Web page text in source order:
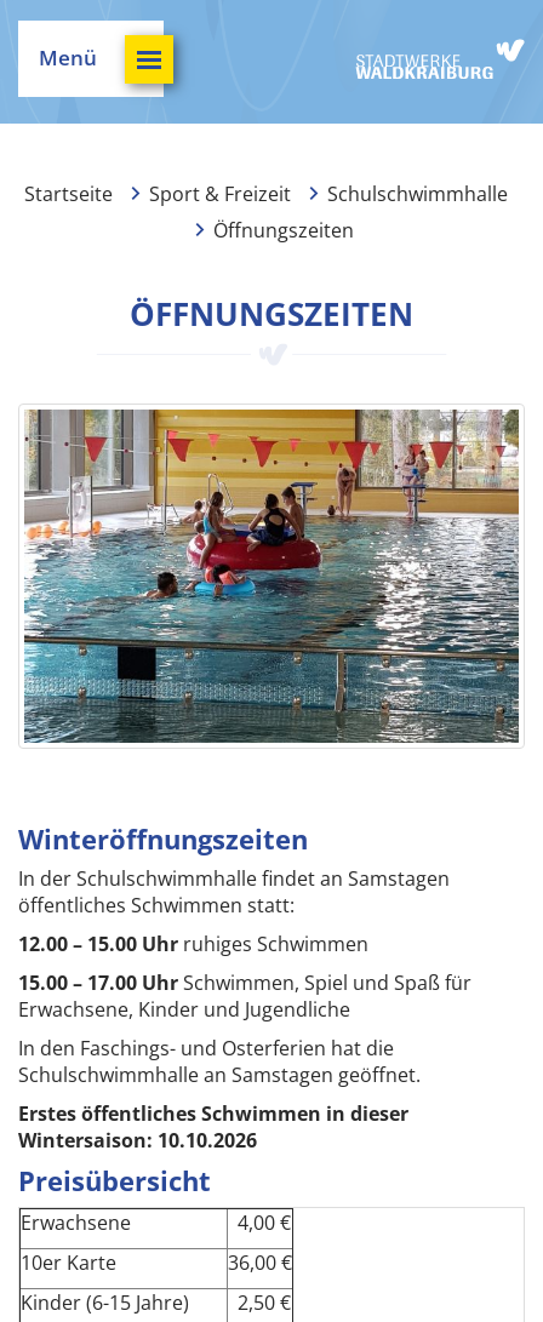
Menü
Startseite Sport & Freizeit
Schulschwimmhalle
Öffnungszeiten
ÖFFNUNGSZEITEN
Winteröffnungszeiten
In der Schulschwimmhalle findet an Samstagen
öffentliches Schwimmen statt:
12.00 – 15.00 Uhr ruhiges Schwimmen
15.00 – 17.00 UhrSchwimmen, Spiel und Spaß für
Erwachsene, Kinder und Jugendliche
In den Faschings- und Osterferien hat die
Schulschwimmhalle an Samstagen geöffnet.
Erstes öffentliches Schwimmen in dieser
Wintersaison: 10.10.2026
Preisübersicht
Erwachsene
4,00 €
10er Karte
36,00 €
Kinder (6-15 Jahre)
2,50 €